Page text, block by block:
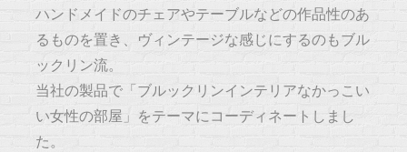
ハンドメイドのチェアやテーブルなどの作品性のあ
るものを置き、ヴィンテージな感じにするのもブル
ックリン流。
当社の製品で「ブルックリンインテリアなかっこい
い女性の部屋」をテーマにコーディネートしまし
た。